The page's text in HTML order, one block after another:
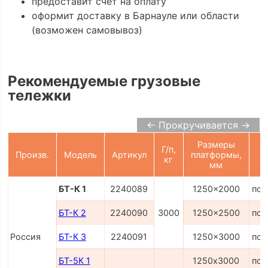
оформит доставку в Барнауле или области
(возможен самовывоз)
Рекомендуемые грузовые
тележки
← Прокручивается →
Произв. Модель Артикул
Г/п,
кг
Размеры
платформы,
мм
Россия
БТ-К 1 2240089
3000
1250x2000 по
БТ-К 2 2240090 1250x2500 по
БТ-К 3 2240091 1250x3000 по
БТ-5К 1
1250х3000 по